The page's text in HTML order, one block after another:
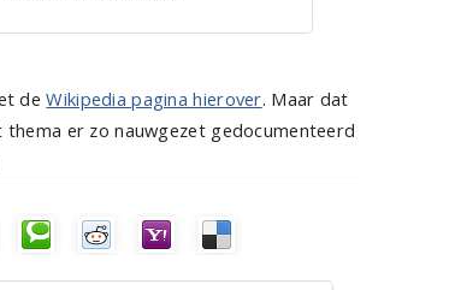
deWikipedia pagina hierover. Maar dat
er zo nauwgezet gedocumenteerd